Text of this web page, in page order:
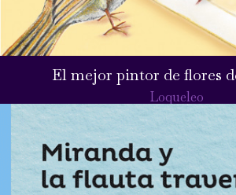
El mejor pintor de flores
Loqueleo